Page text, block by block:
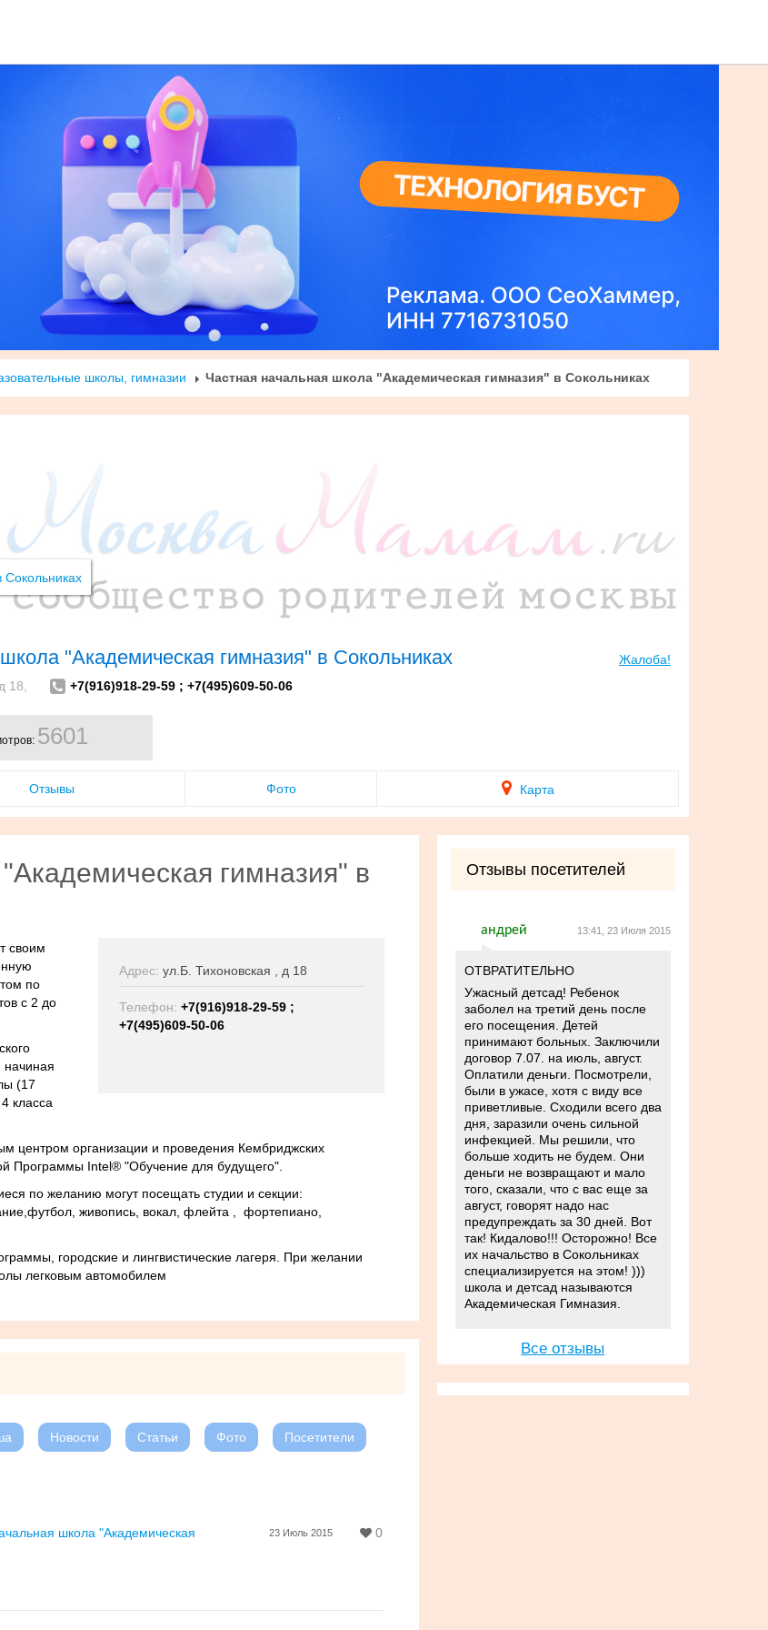
школы, гимназии Частная начальная школа "Академическая гимназия" в Сокольниках
"Академическая гимназия" в Сокольниках
Жалоба!
18,
+7(916)918-29-59 ; +7(495)609-50-06
5601
Отзывы Фото Карта
гимназия" в
Адрес: ул.Б. Тихоновская , д 18
Телефон: +7(916)918-29-59 ;
+7(495)609-50-06
своим
по
с 2 до
начиная
(17
класса
центром организации и проведения Кембриджских
Программы Intel® "Обучение для будущего".
по желанию могут посещать студии и секции:
живопись, вокал, флейта , фортепиано,
городские и лингвистические лагеря. При желании
легковым автомобилем
Новости Статьи Фото Посетители
0
23 Июль 2015
школа "Академическая
Отзывы посетителей
андрей 13:41, 23 Июля 2015
ОТВРАТИТЕЛЬНО
Ужасный детсад! Ребенок
заболел на третий день после
его посещения. Детей
принимают больных. Заключили
договор 7.07. на июль, август.
Оплатили деньги. Посмотрели,
были в ужасе, хотя с виду все
приветливые. Сходили всего два
дня, заразили очень сильной
инфекцией. Мы решили, что
больше ходить не будем. Они
деньги не возвращают и мало
того, сказали, что с вас еще за
август, говорят надо нас
предупреждать за 30 дней. Вот
так! Кидалово!!! Осторожно! Все
их начальство в Сокольниках
специализируется на этом! )))
школа и детсад называются
Академическая Гимназия.
Все отзывы